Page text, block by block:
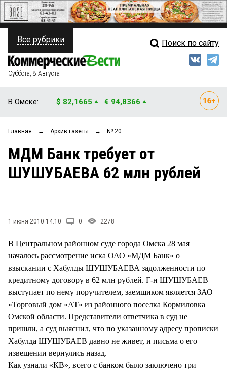
ПОЛИТИКА
ФИНАНСЫ
ОБЩЕСТВО
ЗАКОН
Свежий выпуск
Рейтинги
Блоги
Все рубрики Поиск по сайту
Суббота, 8 Августа
В Омске: $ 82,1665 € 94,8366
Главная → Архив газеты → № 20
МДМ Банк требует от
ШУШУБАЕВА 62 млн рублей
1 июня 2010 14:10 0 2278
В Центральном районном суде города Омска 28 мая
началось рассмотрение иска ОАО «МДМ Банк» о
взыскании с Хабулды ШУШУБАЕВА задолженности по
кредитному договору в 62 млн рублей. Г-н ШУШУБАЕВ
выступает по нему поручителем, заемщиком является ЗАО
«Торговый дом «АТ» из районного поселка Кормиловка
Омской области. Представители ответчика в суд не
пришли, а суд выяснил, что по указанному адресу прописки
Хабулда ШУШУБАЕВ давно не живет, и письма о его
извещении вернулись назад.
Как узнали «КВ», всего с банком было заключено три